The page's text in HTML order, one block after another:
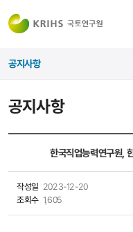
공지사항
공지사항
한국직업능력연구원,
작성일 2023-12-20
조회수 1,605